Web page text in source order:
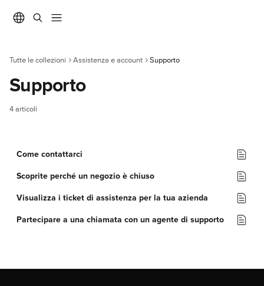
Tutte le collezioni Assistenza e account Supporto
Supporto
4 articoli
Come contattarci
Scoprite perché un negozio è chiuso
Visualizza i ticket di assistenza per la tua azienda
Partecipare a una chiamata con un agente di supporto